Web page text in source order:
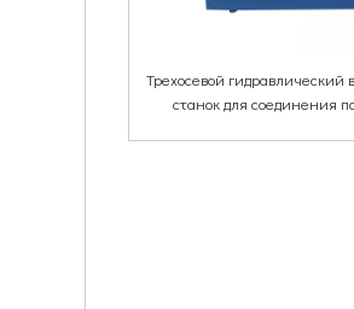
Трехосевой гидравлический
станок для соединения